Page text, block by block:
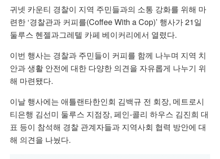
귀넷 카운티 경찰이 지역 주민들과의 소통 강화를 위해 마
련한 ‘경찰관과 커피를(Coffee With a Cop)’ 행사가 21일
둘루스 헨젤과그레텔 카페 베이커리에서 열렸다.
이번 행사는 경찰과 주민들이 커피를 함께 나누며 지역 치
안과 생활 안전에 대한 다양한 의견을 자유롭게 나누기 위
해 마련됐다.
이날 행사에는 애틀랜타한인회 김백규 전 회장, 메트로시
티은행 김선미 둘루스 지점장, 페인-콜리 하우스 김진희 대
표 등이 참석해 경찰 관계자들과 지역사회 협력 방안에 대
해 의견을 나눴다.